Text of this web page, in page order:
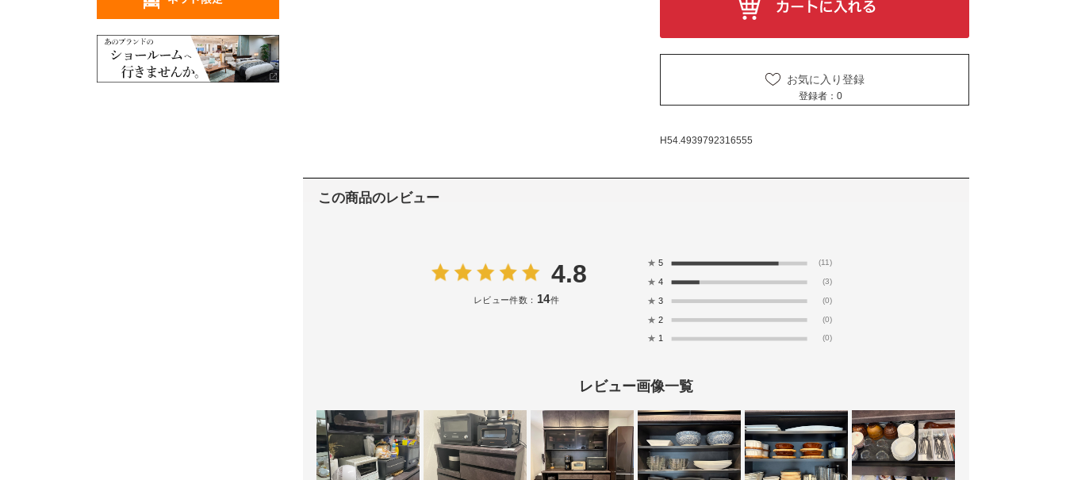
お気に入り登録
登録者： 0
H54.4939792316555
この商品のレビュー
4.8
レビュー件数： 14件
★ 5 (11)
★ 4 (3)
★ 3 (0)
★ 2 (0)
★ 1 (0)
レビュー画像一覧